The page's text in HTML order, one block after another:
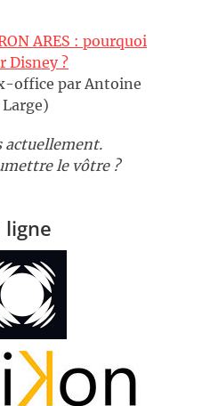
ARES : pourquoi
Disney ?
office par Antoine
Large)
actuellement.
le vôtre ?
ligne